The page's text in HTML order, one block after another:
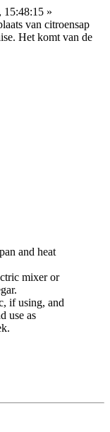
15:48:15 »
van citroensap
Het komt van de
and heat
mixer or
if using, and
use as